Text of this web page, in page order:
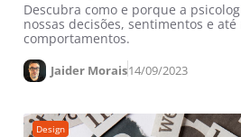
Descubra como e porque a
nossas decisões, sentimentos e até
comportamentos.
Jaider Morais14/09/2023
Design